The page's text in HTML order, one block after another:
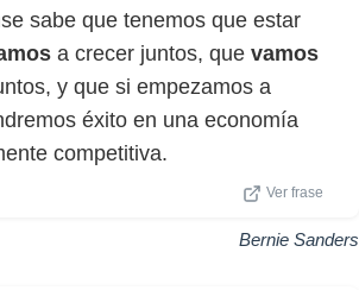
sabe que tenemos que estar
a crecer juntos, que vamos
y que si empezamos a
éxito en una economía
competitiva.
Ver frase
Bernie Sanders